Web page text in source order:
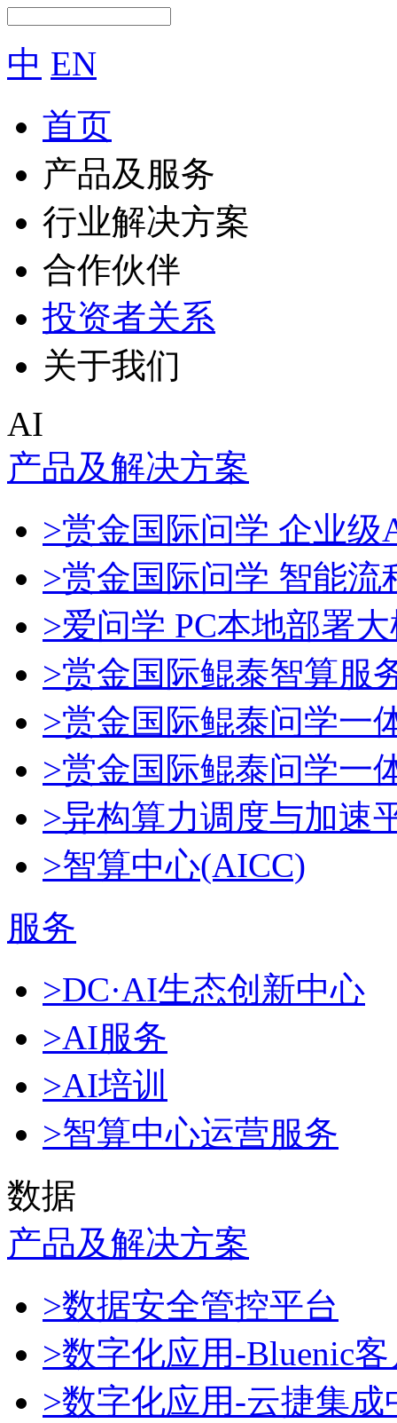
中 EN
首页
产品及服务
行业解决方案
合作伙伴
投资者关系
关于我们
AI
产品及解决方案
>赏金国际问学 企业级
>赏金国际问学 智能流
>爱问学 PC本地部署
>赏金国际鲲泰智算服
>赏金国际鲲泰问学一
>赏金国际鲲泰问学一
>异构算力调度与加速
>智算中心(AICC)
服务
>DC·AI生态创新中心
>AI服务
>AI培训
>智算中心运营服务
数据
产品及解决方案
>数据安全管控平台
>数字化应用-Bluenic
>数字化应用-云捷集成